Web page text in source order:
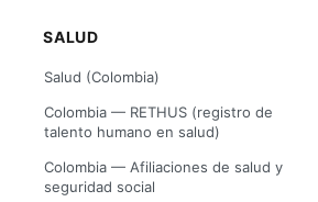
SALUD
Salud (Colombia)
Colombia — RETHUS (registro de
talento humano en salud)
Colombia — Afiliaciones de salud y
seguridad social